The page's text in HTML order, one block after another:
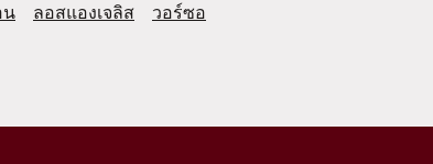
น ลอสแองเจลิส
วอร์ซอ